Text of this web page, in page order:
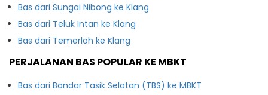
Bas dari Sungai Nibong ke Klang
Bas dari Teluk Intan ke Klang
Bas dari Temerloh ke Klang
PERJALANAN BAS POPULAR KE MBKT
Bas dari Bandar Tasik Selatan (TBS) ke MBKT